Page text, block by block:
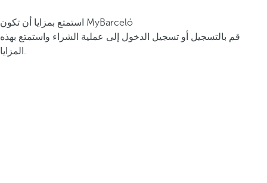
استمتع بمزايا أن تكون MyBarceló
قم بالتسجيل أو تسجيل الدخول إلى عملية الشراء واستمتع بهذه
المزايا.